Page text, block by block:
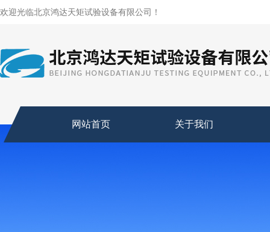
欢迎光临北京鸿达天矩试验设备有限公司！
网站首页 关于我们